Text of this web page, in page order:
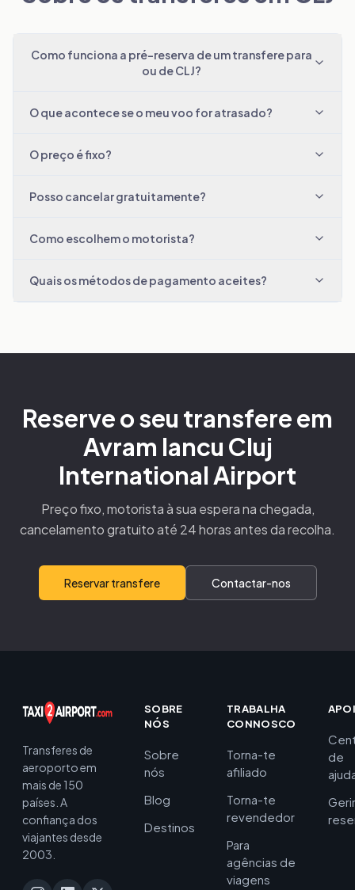
Como funciona a pré-reserva de um transfere para
ou de CLJ?
O que acontece se o meu voo for atrasado?
O preço é fixo?
Posso cancelar gratuitamente?
Como escolhem o motorista?
Quais os métodos de pagamento aceites?
Reserve o seu transfere em
Avram Iancu Cluj
International Airport
Preço fixo, motorista à sua espera na chegada,
cancelamento gratuito até 24 horas antes da recolha.
Reservar transfere Contactar-nos
Transferes de
aeroporto em
mais de 150
países. A
confiança dos
viajantes desde
2003.
SOBRE
NÓS
Sobre
nós
Blog
Destinos
TRABALHA
CONNOSCO
Torna-te
afiliado
Torna-te
revendedor
Para
agências de
viagens
de
Gerir